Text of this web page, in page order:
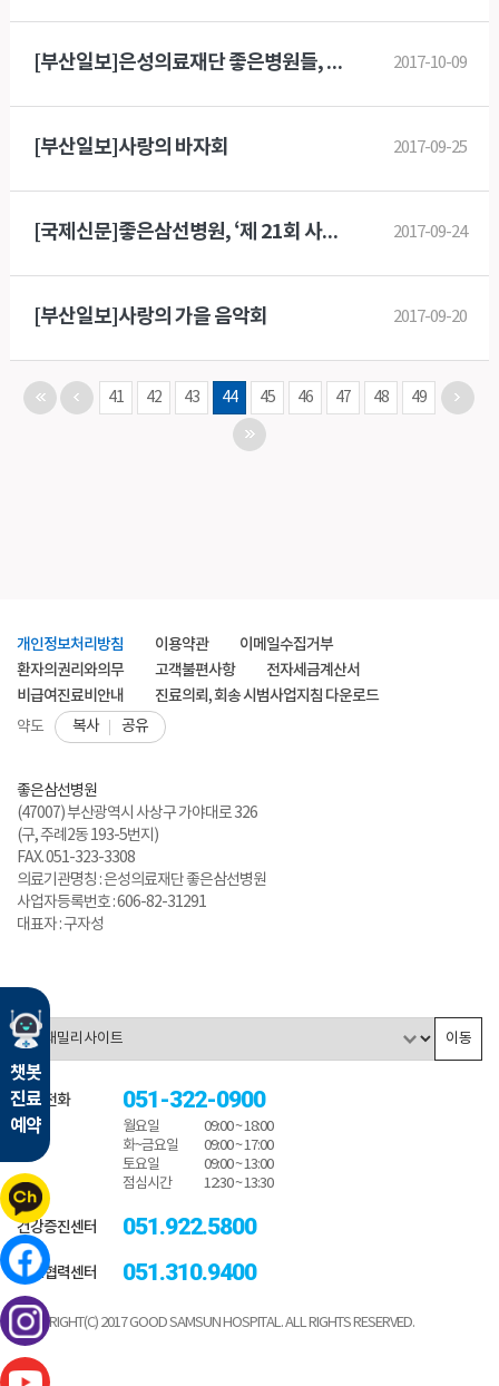
[부산일보]은성의료재단 좋은병원들, 장학금 수여 2017-10-09
[부산일보]사랑의 바자회 2017-09-25
[국제신문]좋은삼선병원, ‘제 21회 사랑의 바자’ 개최 2017-09-24
[부산일보]사랑의 가을 음악회 2017-09-20
41 42 43 44 45 46 47 48 49
개인정보처리방침 이용약관
이메일수집거부
환자의권리와의무
고객불편사항
전자세금계산서
비급여진료비안내
진료의뢰, 회송 시범사업지침 다운로드
약도 복사 공유
좋은삼선병원
(47007) 부산광역시 사상구 가야대로 326
(구, 주례2동 193-5번지)
FAX. 051-323-3308
의료기관명칭 : 은성의료재단 좋은삼선병원
사업자등록번호 : 606-82-31291
대표자 : 구자성
이동
대표전화 051-322-0900
월요일
09:00 ~ 18:00
화~금요일
09:00 ~ 17:00
토요일
09:00 ~ 13:00
점심시간
12:30 ~ 13:30
건강증진센터 051.922.5800
진료협력센터 051.310.9400
COPYRIGHT(C) 2017 GOOD SAMSUN HOSPITAL. ALL RIGHTS RESERVED.
챗봇
진료
예약